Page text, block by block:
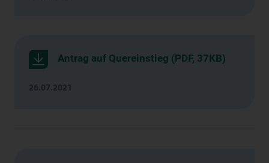
Antrag auf Quereinstieg (PDF, 37KB)
26.07.2021